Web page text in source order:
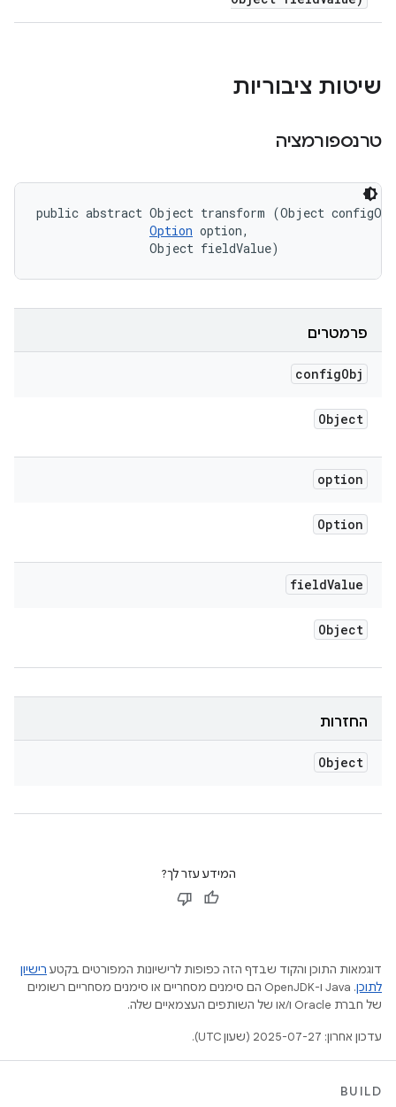
שיטות ציבוריות
טרנספורמציה
public abstract Object transform (Object
Option option,
                Object fieldValue)
פרמטרים
configObj
Object
option
Option
fieldValue
Object
החזרות
Object
המידע עזר לך?
דוגמאות התוכן והקוד שבדף הזה כפופות לרישיונות המפורטים בקטע רישיון
לתוכן
.‏ Java ו-OpenJDK הם סימנים מסחריים או סימנים מסחריים רשומים
של חברת Oracle ו/או של השותפים העצמאיים שלה.
עדכון אחרון: 2025-07-27 (שעון UTC).
BUILD